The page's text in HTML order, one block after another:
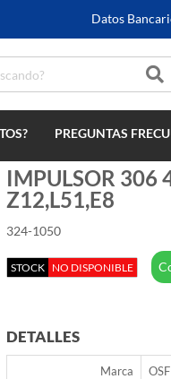
Datos
PREGUNTAS
IMPULSOR 306
Z12,L51,E8
324-1050
STOCK NO DISPONIBLE
DETALLES
Marca